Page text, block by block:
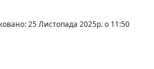
25 Листопада 2025р. о 11:50